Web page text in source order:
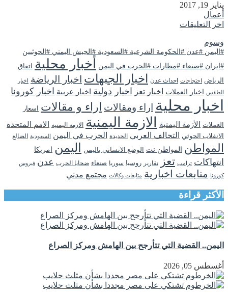
يناير 19, 2017
أعمال
اخر التعليقات
وسوم
#اليمن #عدن #الحكومة الشرعية #السعودية #الجيش اليمني #الحوثيين
#ايران #صنعاء #مطارات #الحرب في اليمن
أخبار محلية
اتفاق
الرياض
احتجاجات احداث عدن اخبار الجبهات اخبار الرياضة اخبار
الطقس
اخبار العملات اخبار تعز اخبار دولية اخبار عربية اخبار كورونا
اخبار محلية اراء ومقالات اراء و مقالات اسعار
العملات الأزمة اليمنية الازمة اليمنية الازمه اليمنيه الامم المتحدة
الانقلاب الحوثي التحالف العربي الحديدة الحرب في اليمن السعودية الضالع
المواطن المواطن نت الوضع الانساني باليمن اليمن امريكا
انتهاكات ترامب تعز تقارير روسيا سوريا صنعاء ضحايا الحرب عدن فيروس
كورونا متابعات اخبارية متابعات وكالات مجتمع مدني
الأكثر قراءة
اليمن.. القضية التي تتأرجح بين الهامش ومركز الصراع
أغسطس 05, 2026